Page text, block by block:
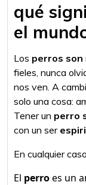
qué
el
Los perros son
fieles, nunca
nos ven. A
solo una cosa:
Tener un perro
con un ser
En cualquier
El perroes un